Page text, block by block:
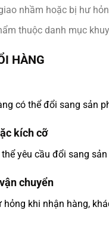
nhầm hoặc bị hư
thuộc danh mục
HÀNG
có thể đổi sang sản
kích cỡ
yêu cầu đổi sang
chuyển
khi nhận hàng,